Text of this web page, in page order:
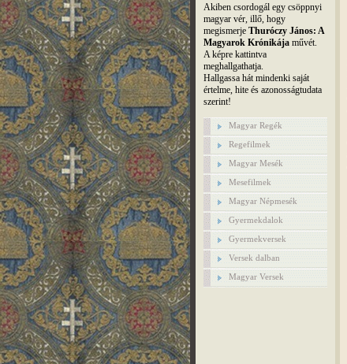
Akiben csordogál egy csöppnyi
magyar vér, illő, hogy
megismerje Thuróczy János: A
Magyarok Krónikájaművét.
A képre kattintva
meghallgathatja.
Hallgassa hát mindenki saját
értelme, hite és azonosságtudata
szerint!
Magyar Regék
Regefilmek
Magyar Mesék
Mesefilmek
Magyar Népmesék
Gyermekdalok
Gyermekversek
Versek dalban
Magyar Versek